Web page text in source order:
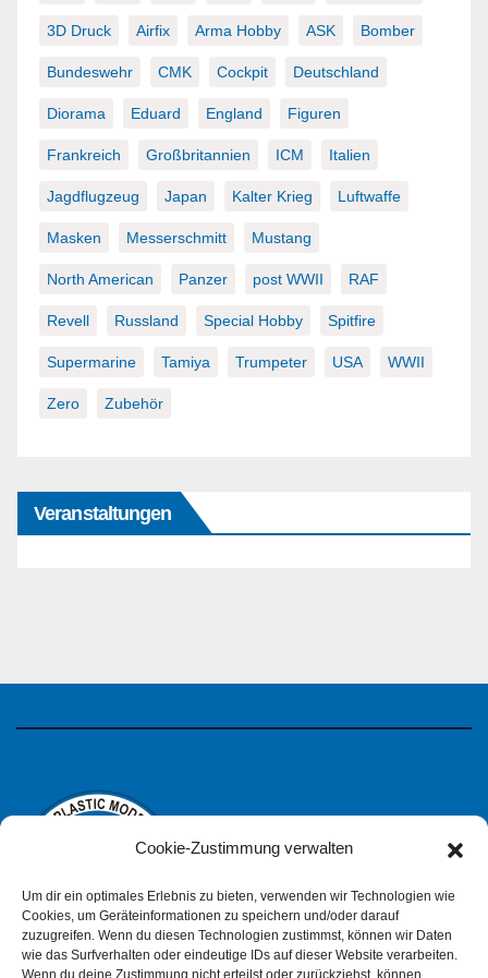
Cookie-Zustimmung verwalten
Um dir ein optimales Erlebnis zu bieten, verwenden wir Technologien wie
Cookies, um Geräteinformationen zu speichern und/oder darauf
zuzugreifen. Wenn du diesen Technologien zustimmst, können wir Daten
wie das Surfverhalten oder eindeutige IDs auf dieser Website verarbeiten.
Wenn du deine Zustimmung nicht erteilst oder zurückziehst, können
3D Druck Airfix Arma Hobby ASK Bomber
Bundeswehr CMK Cockpit Deutschland
Diorama Eduard England Figuren
Frankreich Großbritannien ICM Italien
Jagdflugzeug Japan Kalter Krieg Luftwaffe
Masken Messerschmitt Mustang
North American Panzer post WWII RAF
Revell Russland Special Hobby Spitfire
Supermarine Tamiya Trumpeter USA WWII
Zero Zubehör
Veranstaltungen